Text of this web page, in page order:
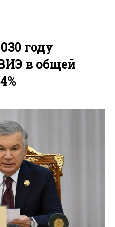
году
в общей